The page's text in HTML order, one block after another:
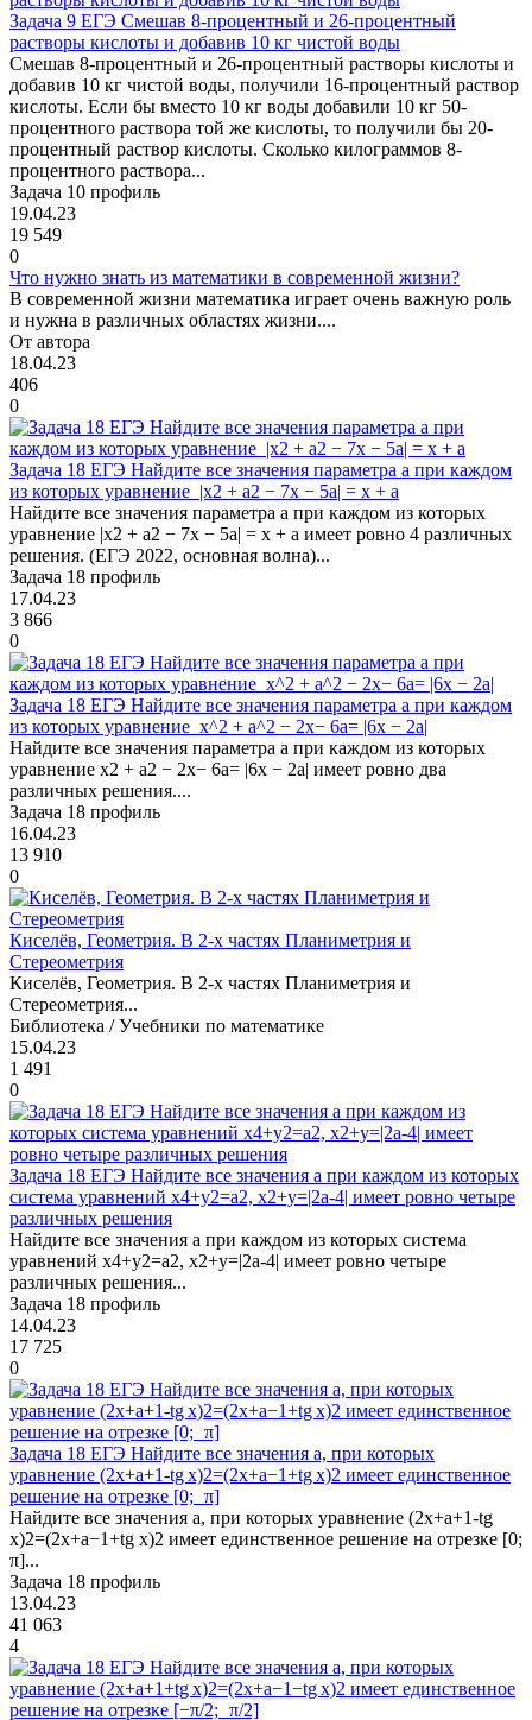
Задача 9 ЕГЭ Смешав 8-процентный и 26-процентный
растворы кислоты и добавив 10 кг чистой воды
Смешав 8-процентный и 26-процентный растворы кислоты и
добавив 10 кг чистой воды, получили 16-процентный раствор
кислоты. Если бы вместо 10 кг воды добавили 10 кг 50-
процентного раствора той же кислоты, то получили бы 20-
процентный раствор кислоты. Сколько килограммов 8-
процентного раствора...
Задача 10 профиль
19.04.23
19 549
0
Что нужно знать из математики в современной жизни?
В современной жизни математика играет очень важную роль
и нужна в различных областях жизни....
От автора
18.04.23
406
0
Задача 18 ЕГЭ Найдите все значения параметра а при каждом
из которых уравнение |x2 + a2 − 7x − 5a| = x + a
Найдите все значения параметра а при каждом из которых
уравнение |x2 + a2 − 7x − 5a| = x + a имеет ровно 4 различных
решения. (ЕГЭ 2022, основная волна)...
Задача 18 профиль
17.04.23
3 866
0
Задача 18 ЕГЭ Найдите все значения параметра а при каждом
из которых уравнение x^2 + a^2 − 2x− 6a= |6x − 2a|
Найдите все значения параметра а при каждом из которых
уравнение x2 + a2 − 2x− 6a= |6x − 2a| имеет ровно два
различных решения....
Задача 18 профиль
16.04.23
13 910
0
Киселёв, Геометрия. В 2-х частях Планиметрия и
Стереометрия
Киселёв, Геометрия. В 2-х частях Планиметрия и
Стереометрия...
Библиотека / Учебники по математике
15.04.23
1 491
0
Задача 18 ЕГЭ Найдите все значения а при каждом из которых
система уравнений x4+y2=a2, x2+y=|2a-4| имеет ровно четыре
различных решения
Найдите все значения а при каждом из которых система
уравнений x4+y2=a2, x2+y=|2a-4| имеет ровно четыре
различных решения...
Задача 18 профиль
14.04.23
17 725
0
Задача 18 ЕГЭ Найдите все значения a, при которых
уравнение (2x+a+1-tg x)2=(2x+a−1+tg x)2 имеет единственное
решение на отрезке [0; π]
Найдите все значения a, при которых уравнение (2x+a+1-tg
x)2=(2x+a−1+tg x)2 имеет единственное решение на отрезке [0;
π]...
Задача 18 профиль
13.04.23
41 063
4